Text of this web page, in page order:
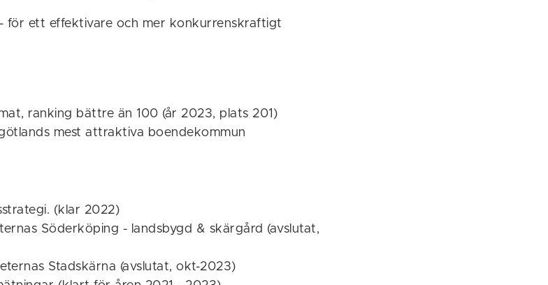
för ett effektivare och mer konkurrenskraftigt
ranking bättre än 100 (år 2023, plats 201)
mest attraktiva boendekommun
(klar 2022)
Söderköping - landsbygd & skärgård (avslutat,
Stadskärna (avslutat, okt-2023)